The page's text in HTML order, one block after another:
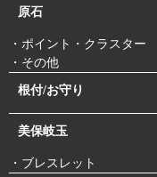
原石
・ポイント・クラスター
・その他
根付/お守り
美保岐玉
・ブレスレット